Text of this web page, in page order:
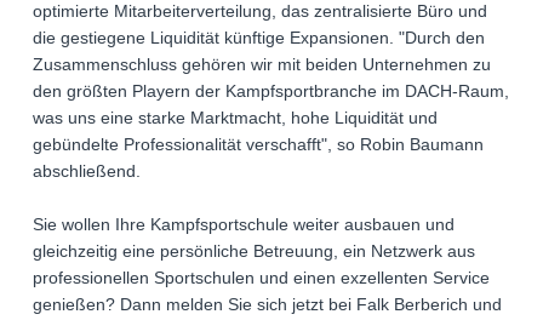
optimierte Mitarbeiterverteilung, das zentralisierte Büro und
die gestiegene Liquidität künftige Expansionen. "Durch den
Zusammenschluss gehören wir mit beiden Unternehmen zu
den größten Playern der Kampfsportbranche im DACH-Raum,
was uns eine starke Marktmacht, hohe Liquidität und
gebündelte Professionalität verschafft", so Robin Baumann
abschließend.
Sie wollen Ihre Kampfsportschule weiter ausbauen und
gleichzeitig eine persönliche Betreuung, ein Netzwerk aus
professionellen Sportschulen und einen exzellenten Service
genießen? Dann melden Sie sich jetzt bei Falk Berberich und